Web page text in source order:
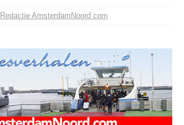
Redactie AmsterdamNoord com